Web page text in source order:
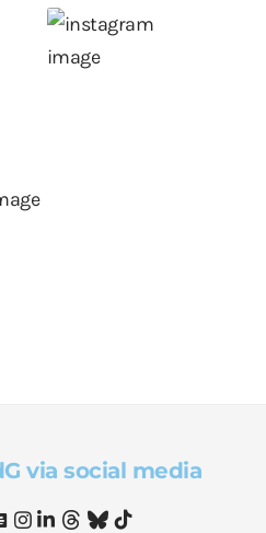
via social media